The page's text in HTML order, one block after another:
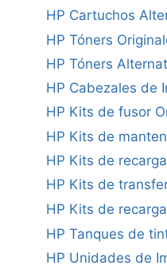
HP Cartuchos
HP Tóners
HP Tóners
HP Cabezales de
HP Kits de fusor
HP Kits de
HP Kits de
HP Kits de
HP Kits de
HP Tanques de
HP Unidades de